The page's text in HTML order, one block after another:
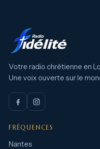
Votre radio chrétienne en
Une voix ouverte sur le
FRÉQUENCES
Nantes